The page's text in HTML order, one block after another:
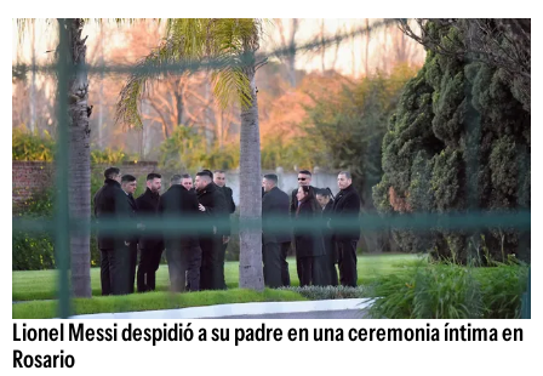
Lionel Messi despidió a su padre en una ceremonia íntima en
Rosario